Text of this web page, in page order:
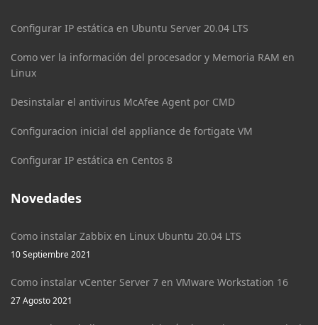
Configurar IP estática en Ubuntu Server 20.04 LTS
Como ver la información del procesador y Memoria RAM en
Linux
Desinstalar el antivirus McAfee Agent por CMD
Configuracion inicial del appliance de fortigate VM
Configurar IP estática en Centos 8
Novedades
Como instalar Zabbix en Linux Ubuntu 20.04 LTS
10 Septiembre 2021
Como instalar vCenter Server 7 en VMware Workstation 16
27 Agosto 2021